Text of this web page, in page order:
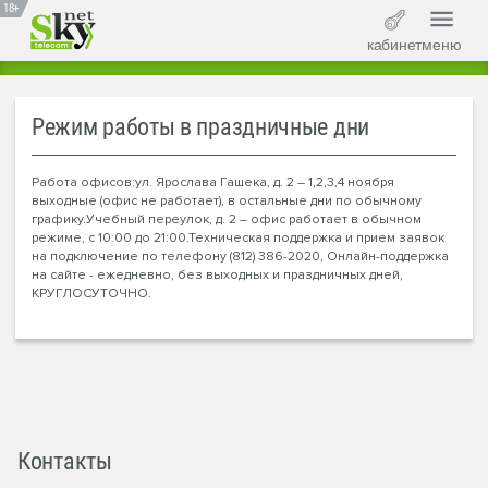
18+
кабинетменю
Режим работы в праздничные дни
Работа офисов:ул. Ярослава Гашека, д. 2 – 1,2,3,4 ноября
выходные (офис не работает), в остальные дни по обычному
графику.Учебный переулок, д. 2 – офис работает в обычном
режиме, с 10:00 до 21:00.Техническая поддержка и прием заявок
на подключение по телефону (812) 386-2020, Онлайн-поддержка
на сайте - ежедневно, без выходных и праздничных дней,
КРУГЛОСУТОЧНО.
Контакты